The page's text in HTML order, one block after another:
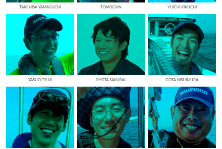
TAKEHISA YAMAGUCHI TOMOCHIN YUICHI KIKUCHI
YASUO TSUJI RYOTA SAKURAI GOTA NISHIMURA